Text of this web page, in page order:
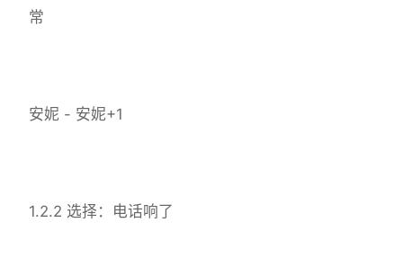
常
安妮 - 安妮+1
1.2.2 选择：电话响了